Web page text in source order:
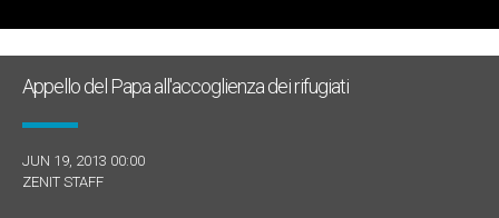
Appello del Papa all'accoglienza dei rifugiati
JUN 19, 2013 00:00
ZENIT STAFF